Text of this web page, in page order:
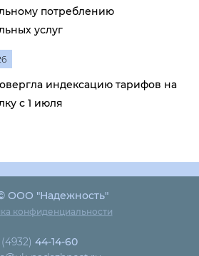
потреблению
услуг
индексацию тарифов на
с 1 июля
ООО "Надежность"
конфиденциальности
(4932) 44-14-60